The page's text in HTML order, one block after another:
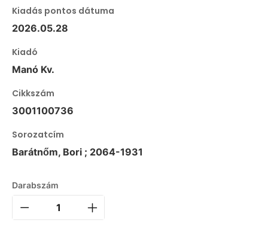
Kiadás pontos dátuma
2026.05.28
Kiadó
Manó Kv.
Cikkszám
3001100736
Sorozatcím
Barátnőm, Bori ; 2064-1931
Darabszám